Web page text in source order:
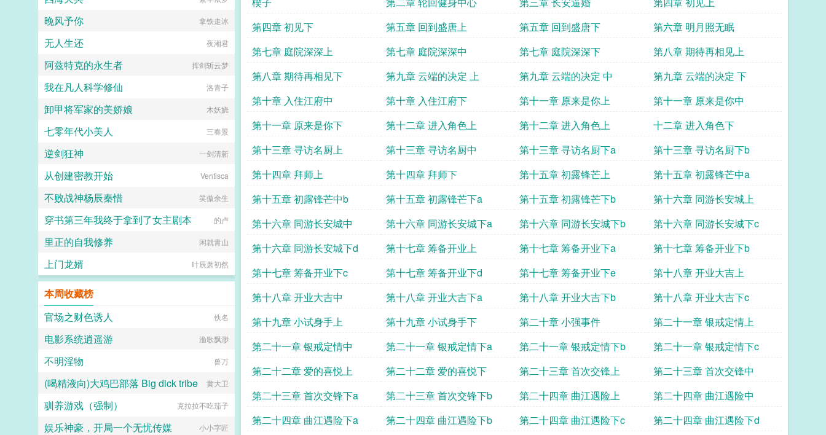
第四章 初见下
第五章 回到盛唐上 第五章 回到盛唐下
第六章 明月照无眠
第七章 庭院深深上
第七章 庭院深深中 第七章 庭院深深下
第八章 期待再相见上
第八章 期待再相见下
第九章 云端的决定 上 第九章 云端的决定 中
第九章 云端的决定 下
第十章 入住江府中
第十章 入住江府下 第十一章 原来是你上
第十一章 原来是你中
第十一章 原来是你下
第十二章 进入角色上 第十二章 进入角色上
十二章 进入角色下
第十三章 寻访名厨上
第十三章 寻访名厨中 第十三章 寻访名厨下a
第十三章 寻访名厨下b
第十四章 拜师上
第十四章 拜师下 第十五章 初露锋芒上
第十五章 初露锋芒中a
第十五章 初露锋芒中b
第十五章 初露锋芒下a 第十五章 初露锋芒下b
第十六章 同游长安城上
第十六章 同游长安城中
第十六章 同游长安城下a 第十六章 同游长安城下b
第十六章 同游长安城下c
第十六章 同游长安城下d
第十七章 筹备开业上 第十七章 筹备开业下a
第十七章 筹备开业下b
第十七章 筹备开业下c
第十七章 筹备开业下d 第十七章 筹备开业下e
第十八章 开业大吉上
第十八章 开业大吉中
第十八章 开业大吉下a 第十八章 开业大吉下b
第十八章 开业大吉下c
第十九章 小试身手上
第十九章 小试身手下 第二十章 小强事件
第二十一章 银戒定情上
第二十一章 银戒定情中
第二十一章 银戒定情下a 第二十一章 银戒定情下b
第二十一章 银戒定情下c
第二十二章 爱的喜悦上
第二十二章 爱的喜悦下 第二十三章 首次交锋上
第二十三章 首次交锋中
第二十三章 首次交锋下a
第二十三章 首次交锋下b 第二十四章 曲江遇险上
第二十四章 曲江遇险中
第二十四章 曲江遇险下a
第二十四章 曲江遇险下b 第二十四章 曲江遇险下c
第二十四章 曲江遇险下d
活占据前面部分，婚后日常占据后面
部分。第二双处，双洁，筠雾类似竹
间雾色，也是一种颜色。第三本文防
盗比例是百分之八十，防盗时间是七
十二小时，介意者慎入。下本接档文
奸臣之妻一定要收藏啊。折邵衣是文
远侯庶女。自小瞧多了为婚事斗得跟
乌鸡眼似的嫡姐庶姐们，她小小年
纪，便未雨绸缪，给自己找了个童养
夫。 童养夫是对面昌东伯家庶子
沈怀南，长的好，虽然性子弱，手无
缚鸡之力，常被人欺负，但会给她熬
药，会给她买好吃的，还会掏出针线
给她缝衣服！ 邵衣小胖爪子拉着
他，你放心，我努力吃饭，吃得高高
胖胖，谁欺负你我揍谁。沈怀南瘦长
的手反握在她的手上，轻轻的捏了
捏，不要你护着我了。这回，换我来
守护你。 众人眼里，沈怀南
是个奸臣。他窃势拥权，蛊惑君主，
结党营私，实在是罪该万死。 而
可笑的是，他的夫人每每出门都要为
他辩解一句我家夫君胆儿小，杀鸡都
不敢看，哎，不知道谁在外面造谣，
真是可恨。 她委屈的不行这世上
好人真难，总是被人欺负。众人果然
是什么锅配什么盖，这对夫妻委实臭
不要脸！ps男主重生，治愈温馨日常
小甜文。邵衣颜色的一种，代表夏
日。...
晚风予你 拿铁走冰
无人生还 夜湘君
阿兹特克的永生者 挥剑斩云梦
我在凡人科学修仙 洛青子
卸甲将军家的美娇娘 木妖娆
七零年代小美人 三春景
逆剑狂神 一剑清新
从创建密教开始 Ventisca
不败战神杨辰秦惜 笑傲余生
穿书第三年我终于拿到了女主剧本 的卢
里正的自我修养 闲就青山
上门龙婿 叶辰萧初然
本周收藏榜
官场之财色诱人
佚名
电影系统逍遥游 渔歌飘渺
不明淫物 兽万
(喝精液向)大鸡巴部落 Big dick tribe 黄大卫
驯养游戏（强制） 克拉拉不吃茄子
娱乐神豪，开局一个无忧传媒 小小字匠